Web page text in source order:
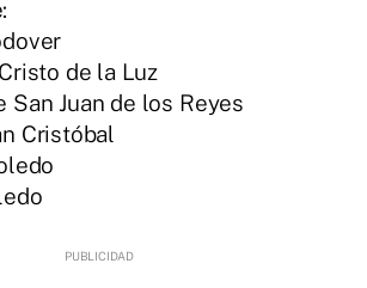
de la Luz
San Juan de los Reyes
Cristóbal